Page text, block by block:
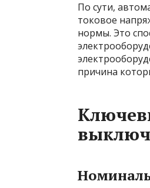
По сути,
токовое
нормы. Это
причина